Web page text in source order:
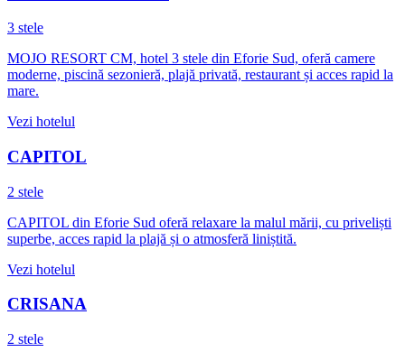
3 stele
MOJO RESORT CM, hotel 3 stele din Eforie Sud, oferă camere
moderne, piscină sezonieră, plajă privată, restaurant și acces rapid la
mare.
Vezi hotelul
CAPITOL
2 stele
CAPITOL din Eforie Sud oferă relaxare la malul mării, cu priveliști
superbe, acces rapid la plajă și o atmosferă liniștită.
Vezi hotelul
CRISANA
2 stele